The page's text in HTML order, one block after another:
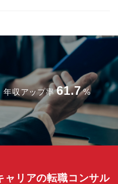
年収アップ率 61.7 %
ャリアの転職コンサル